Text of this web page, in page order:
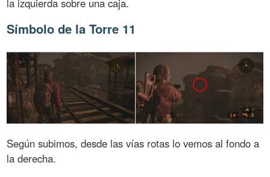
la izquierda sobre una caja.
Símbolo de la Torre 11
Según subimos, desde las vías rotas lo vemos al fondo a
la derecha.